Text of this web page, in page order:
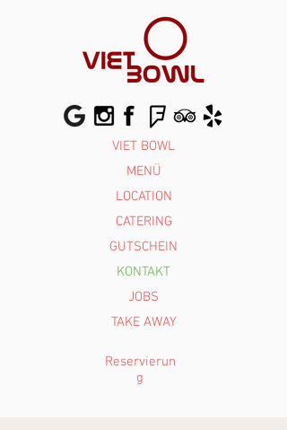
VIET BOWL
MENÜ
LOCATION
CATERING
GUTSCHEIN
KONTAKT
JOBS
TAKE AWAY
Reservierun
g